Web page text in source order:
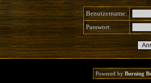
Benutzername:
Passwort:
Powered byBurning